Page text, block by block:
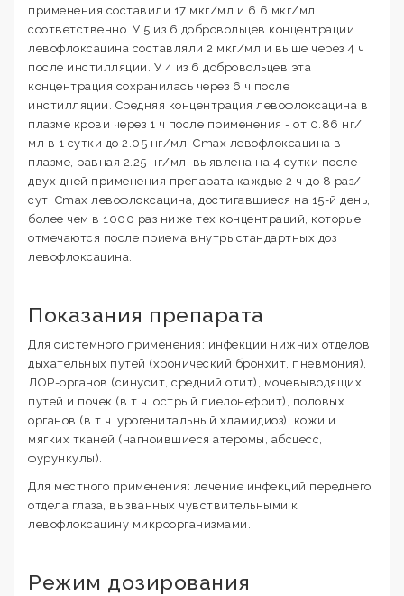
применения составили 17 мкг/мл и 6.6 мкг/мл
соответственно. У 5 из 6 добровольцев концентрации
левофлоксацина составляли 2 мкг/мл и выше через 4 ч
после инстилляции. У 4 из 6 добровольцев эта
концентрация сохранилась через 6 ч после
инстилляции. Средняя концентрация левофлоксацина в
плазме крови через 1 ч после применения - от 0.86 нг/
мл в 1 сутки до 2.05 нг/мл. Cmax левофлоксацина в
плазме, равная 2.25 нг/мл, выявлена на 4 сутки после
двух дней применения препарата каждые 2 ч до 8 раз/
сут. Cmax левофлоксацина, достигавшиеся на 15-й день,
более чем в 1000 раз ниже тех концентраций, которые
отмечаются после приема внутрь стандартных доз
левофлоксацина.
Показания препарата
Для системного применения: инфекции нижних отделов
дыхательных путей (хронический бронхит, пневмония),
ЛОР-органов (синусит, средний отит), мочевыводящих
путей и почек (в т.ч. острый пиелонефрит), половых
органов (в т.ч. урогенитальный хламидиоз), кожи и
мягких тканей (нагноившиеся атеромы, абсцесс,
фурункулы).
Для местного применения: лечение инфекций переднего
отдела глаза, вызванных чувствительными к
левофлоксацину микроорганизмами.
Режим дозирования